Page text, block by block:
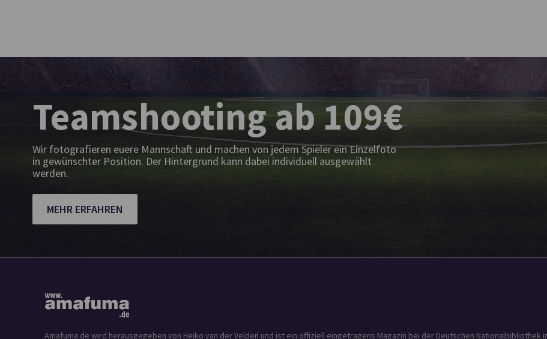
Teamshooting ab 109€
Wir fotografieren euere Mannschaft und machen von jedem Spieler ein Einzelfoto
in gewünschter Position. Der Hintergrund kann dabei individuell ausgewählt
werden.
MEHR ERFAHREN
Amafuma.de wird herausgegeben von Heiko van der Velden und ist ein offiziell eingetragens Magazin bei der Deutschen Nationalbibliothek in